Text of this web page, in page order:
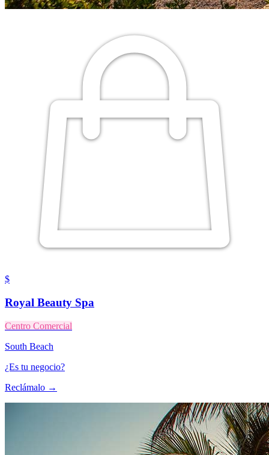
$
Royal Beauty Spa
Centro Comercial
South Beach
¿Es tu negocio?
Reclámalo →